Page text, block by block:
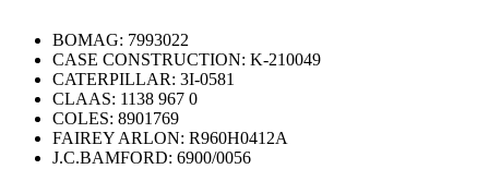
BOMAG: 7993022
CASE CONSTRUCTION: K-210049
CATERPILLAR: 3I-0581
CLAAS: 1138 967 0
COLES: 8901769
FAIREY ARLON: R960H0412A
J.C.BAMFORD: 6900/0056